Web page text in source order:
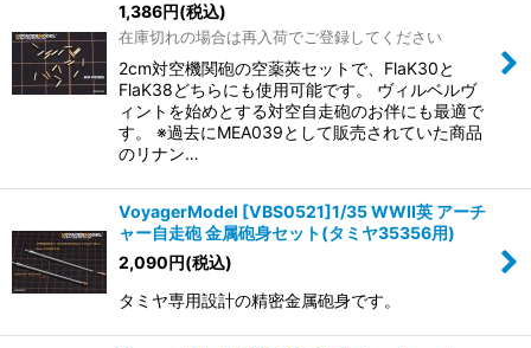
1,386円(税込)
在庫切れの場合は再入荷でご登録してください
2cm対空機関砲の空薬莢セットで、FlaK30と
FlaK38どちらにも使用可能です。 ヴィルベルヴ
ィントを始めとする対空自走砲のお伴にも最適で
す。 ※過去にMEA039として販売されていた商品
のリナン…
VoyagerModel [VBS0521]1/35 WWII英 アーチ
ャー自走砲 金属砲身セット(タミヤ35356用)
2,090円(税込)
タミヤ専用設計の精密金属砲身です。